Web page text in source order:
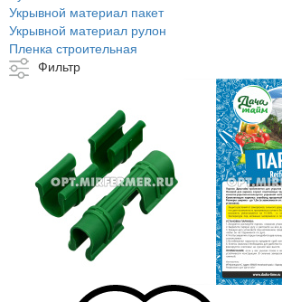
Укрывной материал пакет
Укрывной материал рулон
Пленка строительная
Фильтр